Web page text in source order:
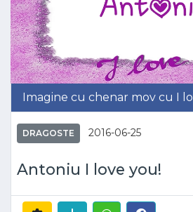
Imagine cu chenar mov cu I
DRAGOSTE 2016-06-25
Antoniu I love you!